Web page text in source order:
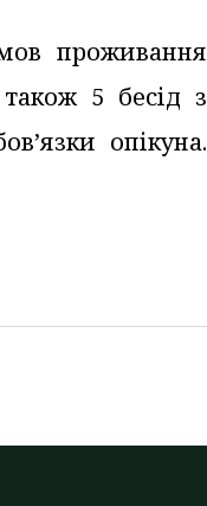
проживання
5 бесід з
опікуна.